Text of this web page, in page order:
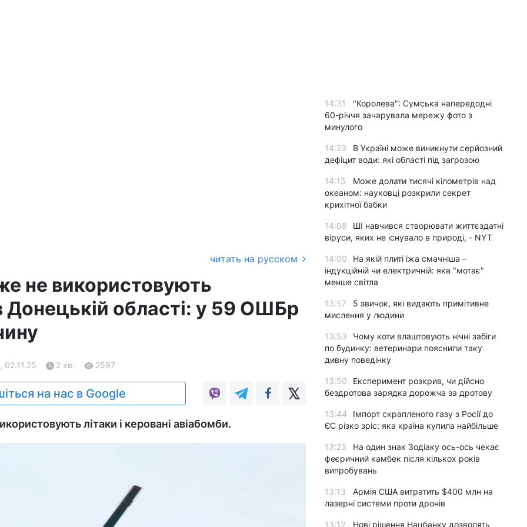
читать на русском
не використовують
Донецькій області: у 59 ОШБр
02.11.25 2 хв. 2597
на нас в Google
літаки і керовані авіабомби.
14:31
"Королева": Сумська напередодні
60-річчя зачарувала мережу фото з
минулого
14:23
В Україні може виникнути серйозний
дефіцит води: які області під загрозою
14:15
Може долати тисячі кілометрів над
океаном: науковці розкрили секрет
крихітної бабки
14:08
ШІ навчився створювати життєздатні
віруси, яких не існувало в природі, - NYT
14:00
На якій плиті їжа смачніша –
індукційній чи електричній: яка "мотає"
менше світла
13:57
5 звичок, які видають примітивне
мислення у людини
13:53
Чому коти влаштовують нічні забіги
по будинку: ветеринари пояснили таку
дивну поведінку
13:50
Експеримент розкрив, чи дійсно
бездротова зарядка дорожча за дротову
13:44
Імпорт скрапленого газу з Росії до
ЄС різко зріс: яка країна купила найбільше
13:23
На один знак Зодіаку ось-ось чекає
феєричний камбек після кількох років
випробувань
13:13
Армія США витратить $400 млн на
лазерні системи проти дронів
13:12 Нові рішення Нацбанку дозволять